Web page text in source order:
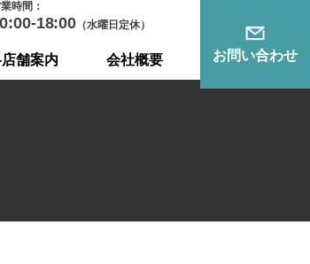
時間：
18:00 （水曜日定休）
舗案内 会社概要 お問い合わせ